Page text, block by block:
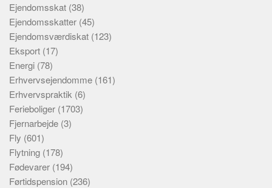
Ejendomsskat (38)
Ejendomsskatter (45)
Ejendomsværdiskat (123)
Eksport (17)
Energi (78)
Erhvervsejendomme (161)
Erhvervspraktik (6)
Ferieboliger (1703)
Fjernarbejde (3)
Fly (601)
Flytning (178)
Fødevarer (194)
Førtidspension (236)